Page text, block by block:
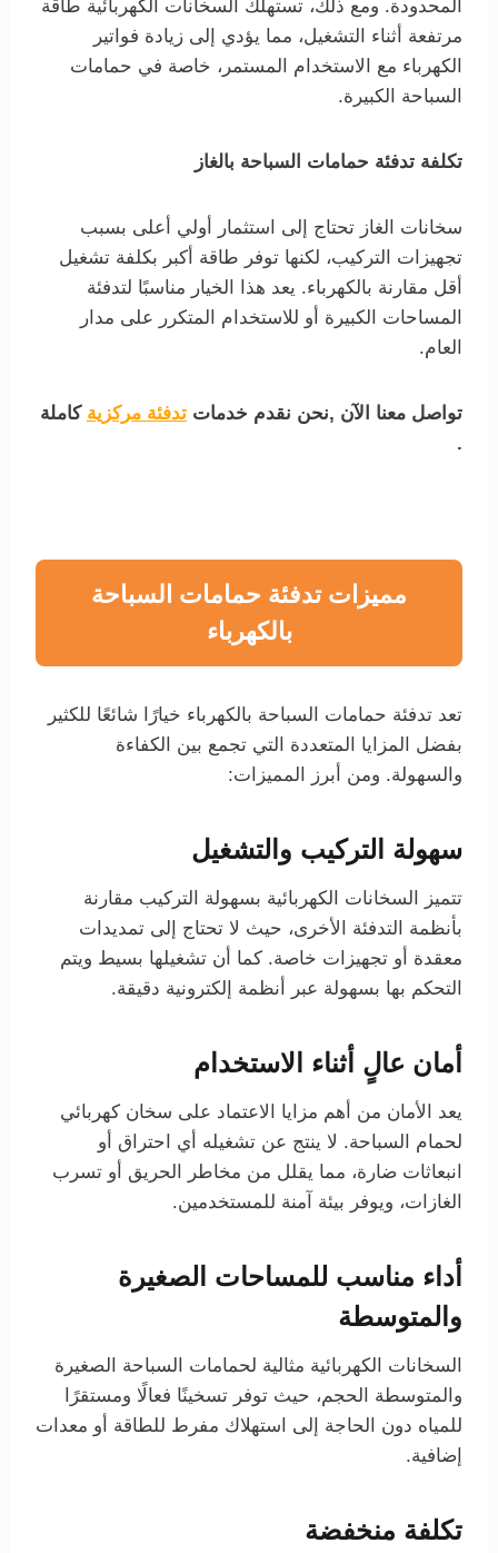
المحدودة. ومع ذلك، تستهلك السخانات الكهربائية طاقة
مرتفعة أثناء التشغيل، مما يؤدي إلى زيادة فواتير
الكهرباء مع الاستخدام المستمر، خاصة في حمامات
السباحة الكبيرة.
تكلفة تدفئة حمامات السباحة بالغاز
سخانات الغاز تحتاج إلى استثمار أولي أعلى بسبب
تجهيزات التركيب، لكنها توفر طاقة أكبر بكلفة تشغيل
أقل مقارنة بالكهرباء. يعد هذا الخيار مناسبًا لتدفئة
المساحات الكبيرة أو للاستخدام المتكرر على مدار
العام.
تواصل معنا الآن ,نحن نقدم خدمات تدفئة مركزية كاملة
.
مميزات تدفئة حمامات السباحة
بالكهرباء
تعد تدفئة حمامات السباحة بالكهرباء خيارًا شائعًا للكثير
بفضل المزايا المتعددة التي تجمع بين الكفاءة
والسهولة. ومن أبرز المميزات:
سهولة التركيب والتشغيل
تتميز السخانات الكهربائية بسهولة التركيب مقارنة
بأنظمة التدفئة الأخرى، حيث لا تحتاج إلى تمديدات
معقدة أو تجهيزات خاصة. كما أن تشغيلها بسيط ويتم
التحكم بها بسهولة عبر أنظمة إلكترونية دقيقة.
أمان عالٍ أثناء الاستخدام
يعد الأمان من أهم مزايا الاعتماد على سخان كهربائي
لحمام السباحة. لا ينتج عن تشغيله أي احتراق أو
انبعاثات ضارة، مما يقلل من مخاطر الحريق أو تسرب
الغازات، ويوفر بيئة آمنة للمستخدمين.
أداء مناسب للمساحات الصغيرة
والمتوسطة
السخانات الكهربائية مثالية لحمامات السباحة الصغيرة
والمتوسطة الحجم، حيث توفر تسخينًا فعالًا ومستقرًا
للمياه دون الحاجة إلى استهلاك مفرط للطاقة أو معدات
إضافية.
تكلفة منخفضة